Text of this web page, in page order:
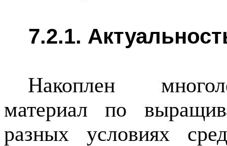
7.2.1.
Накоплен
материал по
разных условиях